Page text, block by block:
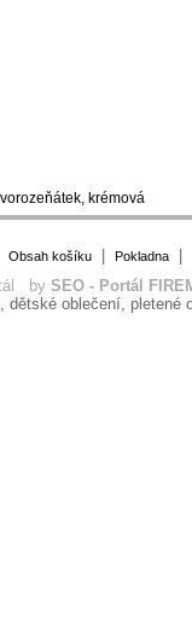
Obsah košíku|Pokladna|
dětské oblečení, pletené